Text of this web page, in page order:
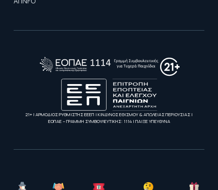
21+ | ΑΡΜΟΔΙΟΣ ΡΥΘΜΙΣΤΗΣ ΕΕΕΠ | ΚΙΝΔΥΝΟΣ ΕΘΙΣΜΟΥ & ΑΠΩΛΕΙΑΣ ΠΕΡΙΟΥΣΙΑΣ |
ΕΟΠΑΕ – ΓΡΑΜΜΗ ΣΥΜΒΟΥΛΕΥΤΙΚΗΣ: 1114 | ΠΑΙΞΕ ΥΠΕΥΘΥΝΑ